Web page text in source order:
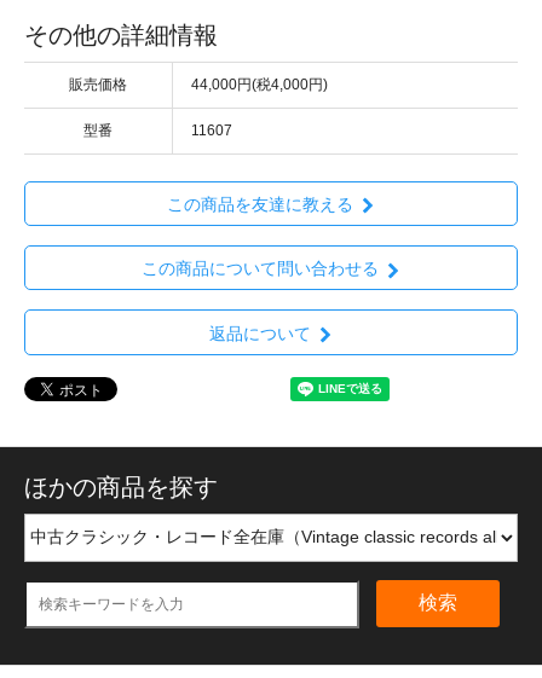
その他の詳細情報
販売価格 44,000円(税4,000円)
型番 11607
この商品を友達に教える
この商品について問い合わせる
返品について
ほかの商品を探す
検索